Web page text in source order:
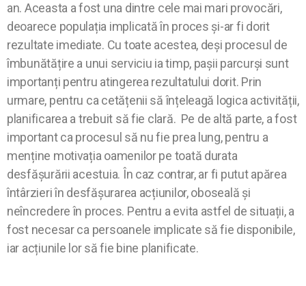
an. Aceasta a fost una dintre cele mai mari provocări,
deoarece populația implicată în proces și-ar fi dorit
rezultate imediate. Cu toate acestea, deși procesul de
îmbunătățire a unui serviciu ia timp, pașii parcurși sunt
importanți pentru atingerea rezultatului dorit. Prin
urmare, pentru ca cetățenii să înțeleagă logica activității,
planificarea a trebuit să fie clară. Pe de altă parte, a fost
important ca procesul să nu fie prea lung, pentru a
menține motivația oamenilor pe toată durata
desfășurării acestuia. În caz contrar, ar fi putut apărea
întârzieri în desfășurarea acțiunilor, oboseală și
neîncredere în proces. Pentru a evita astfel de situații, a
fost necesar ca persoanele implicate să fie disponibile,
iar acțiunile lor să fie bine planificate.